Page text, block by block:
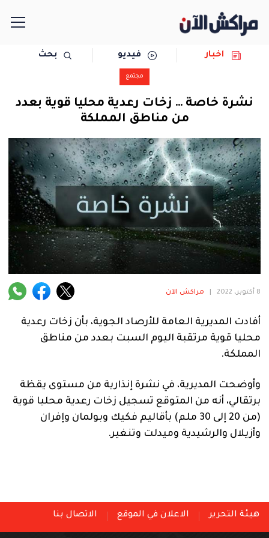
مجتمع
رياضة
حوادث
دولية
المرأة
فنية
اخبار فيديو بحث
مجتمع
نشرة خاصة … زخات رعدية محليا قوية بعدد
من مناطق المملكة
8 أكتوبر، 2022 مراكش الآن
أفادت المديرية العامة للأرصاد الجوية، بأن زخات رعدية
محليا قوية مرتقبة اليوم السبت بعدد من مناطق
المملكة.
وأوضحت المديرية، في نشرة إنذارية من مستوى يقظة
برتقالي، أنه من المتوقع تسجيل زخات رعدية محليا قوية
(من 20 إلى 30 ملم) بأقاليم فكيك وبولمان وإفران
وأزيلال والرشيدية وميدلت وتنغير.
هيئة التحرير الاعلان في الموقع الاتصال بنا